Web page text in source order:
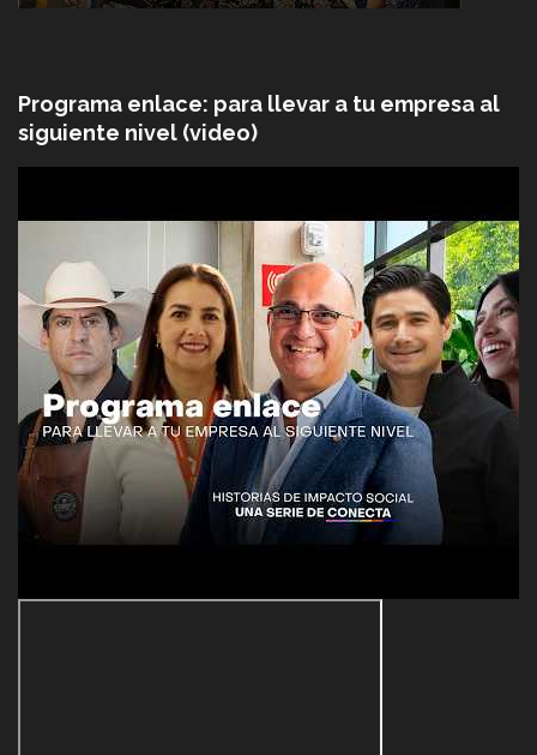
Programa enlace: para llevar a tu empresa al
siguiente nivel (video)